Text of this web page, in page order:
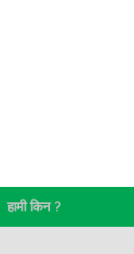
हामी किन ?